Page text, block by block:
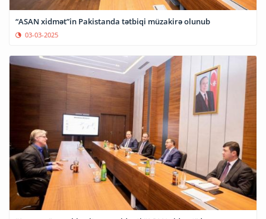
“ASAN xidmət”in Pakistanda tətbiqi müzakirə olunub
03-03-2025